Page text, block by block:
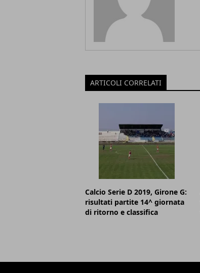
ARTICOLI CORRELATI
Calcio Serie D 2019, Girone G:
risultati partite 14^ giornata
di ritorno e classifica